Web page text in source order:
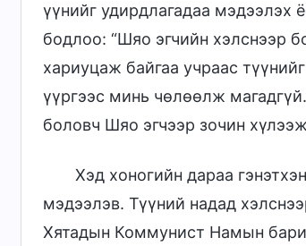
үүнийг удирдлагадаа мэдээлэх
бодлоо: “Шяо эгчийн хэлснээр
хариуцаж байгаа учраас
үүргээс минь чөлөөлж
боловч Шяо эгчээр зочин
Хэд хоногийн дараа
мэдээлэв. Түүний надад
Хятадын Коммунист Намын